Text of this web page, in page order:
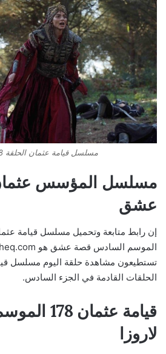
مسلسل قيامة عثمان الحلقة 178 مترجمة
عشق
الحلقات القادمة في الجزء السادس.
قيامة
لاروزا